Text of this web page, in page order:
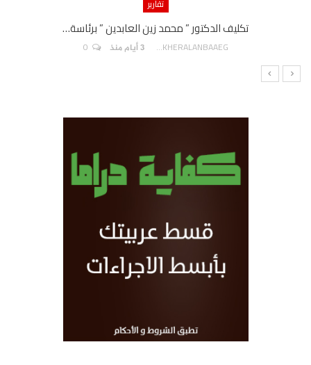
تقارير
تكليف الدكتور ” محمد زين العابدين ” برئاسة…
AKHERALANBAAEG 3 أيام منذ